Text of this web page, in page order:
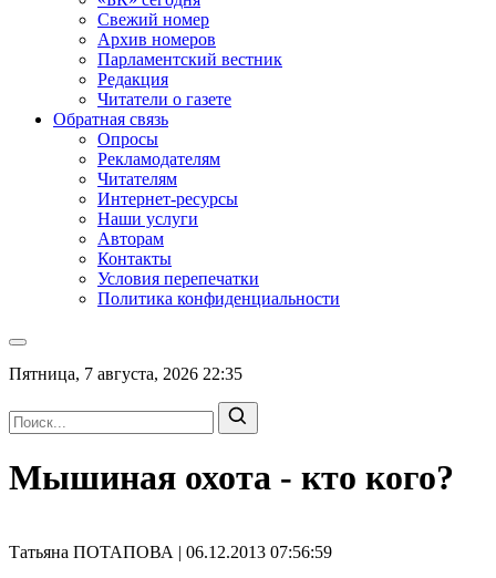
Свежий номер
Архив номеров
Парламентский вестник
Редакция
Читатели о газете
Обратная связь
Опросы
Рекламодателям
Читателям
Интернет-ресурсы
Наши услуги
Авторам
Контакты
Условия перепечатки
Политика конфиденциальности
Пятница, 7 августа, 2026 22:35
Мышиная охота - кто кого?
Татьяна ПОТАПОВА | 06.12.2013 07:56:59